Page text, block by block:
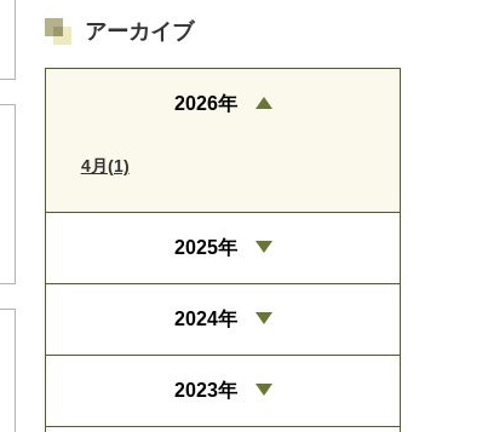
アーカイブ
2026年
4月(1)
2025年
2024年
2023年